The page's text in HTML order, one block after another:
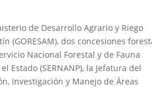
de Desarrollo Agrario y Riego
(GORESAM), dos concesiones
Nacional Forestal y de Fauna
Estado (SERNANP), la Jefatura del
Investigación y Manejo de Áreas